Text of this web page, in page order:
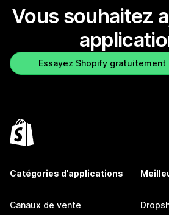
Vous souhaitez
Essayez Shopify
Catégories d’applications
Canaux de vente